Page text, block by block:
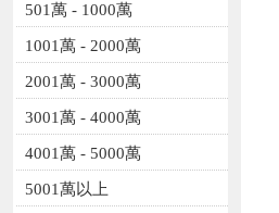
501萬 - 1000萬
1001萬 - 2000萬
2001萬 - 3000萬
3001萬 - 4000萬
4001萬 - 5000萬
5001萬以上